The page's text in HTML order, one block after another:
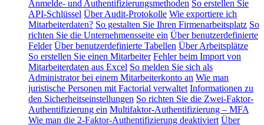
Anmelde- und Authentifizierungsmethoden So erstellen Sie
API-Schlüssel Über Audit-Protokolle Wie exportiere ich
Mitarbeiterdaten? So gestalten Sie Ihren Firmenarbeitsplatz So
richten Sie die Unternehmensseite ein Über benutzerdefinierte
Felder Über benutzerdefinierte Tabellen Über Arbeitsplätze
So erstellen Sie einen Mitarbeiter Fehler beim Import von
Mitarbeiterdaten aus Excel So melden Sie sich als
Administrator bei einem Mitarbeiterkonto an Wie man
juristische Personen mit Factorial verwaltet Informationen zu
den Sicherheitseinstellungen So richten Sie die Zwei-Faktor-
Authentifizierung ein Multifaktor-Authentifizierung – MFA
Wie man die 2-Faktor-Authentifizierung deaktiviert Über